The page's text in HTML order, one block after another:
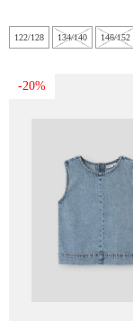
122/128 134/140 146/152
-20%